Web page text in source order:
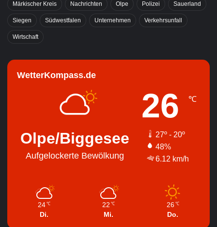
Märkischer Kreis Nachrichten Olpe Polizei Sauerland
Siegen Südwestfalen Unternehmen Verkehrsunfall
Wirtschaft
WetterKompass.de
Olpe/Biggesee
Aufgelockerte Bewölkung
26 ℃
27º - 20º
48%
6.12 km/h
24 ℃
Di.
22 ℃
Mi.
26 ℃
Do.